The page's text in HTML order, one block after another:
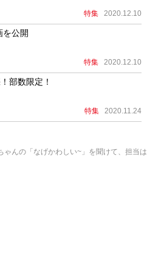
特集 2020.12.10
公開
特集 2020.12.10
部数限定！
特集 2020.11.24
ゃんの「なげかわしい~」を聞けて、担当